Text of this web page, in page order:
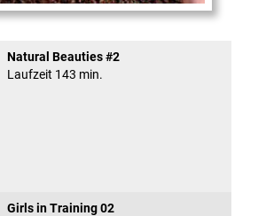
Natural Beauties #2
Laufzeit 143 min.
Girls in Training 02